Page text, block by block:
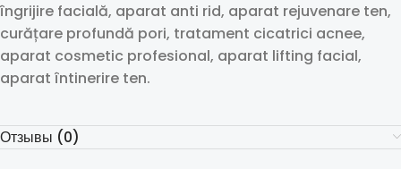
îngrijire facială, aparat anti rid, aparat rejuvenare ten,
curățare profundă pori, tratament cicatrici acnee,
aparat cosmetic profesional, aparat lifting facial,
aparat întinerire ten.
Отзывы (0)